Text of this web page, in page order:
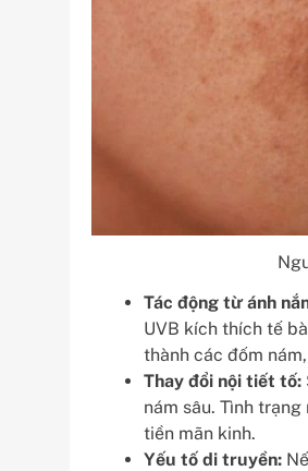
Tác động từ ánh
UVB kích thích tế
thành các đốm
Thay đổi nội tiết tố:
nám sâu. Tình
tiền mãn kinh.
Yếu tố di truyền: